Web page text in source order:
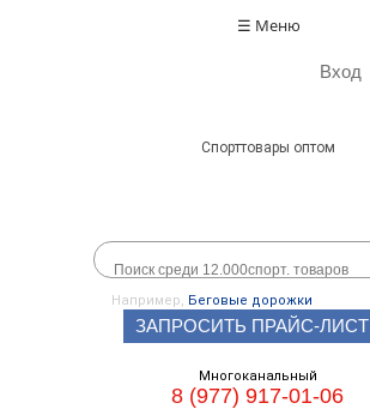
☰ Меню
Вход
Спорттовары оптом
Например, Беговые дорожки
ЗАПРОСИТЬ ПРАЙС-ЛИСТ
Многоканальный
8 (977) 917-01-06